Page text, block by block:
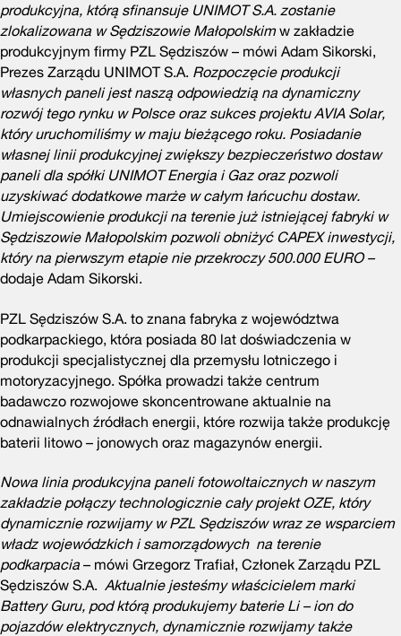
produkcyjna, którą sfinansuje UNIMOT S.A. zostanie
zlokalizowana w Sędziszowie Małopolskimw zakładzie
produkcyjnym firmy PZL Sędziszów – mówi Adam Sikorski,
Prezes Zarządu UNIMOT S.A. Rozpoczęcie produkcji
własnych paneli jest naszą odpowiedzią na dynamiczny
rozwój tego rynku w Polsce oraz sukces projektu AVIA Solar,
który uruchomiliśmy w maju bieżącego roku. Posiadanie
własnej linii produkcyjnej zwiększy bezpieczeństwo dostaw
paneli dla spółki UNIMOT Energia i Gaz oraz pozwoli
uzyskiwać dodatkowe marże w całym łańcuchu dostaw.
Umiejscowienie produkcji na terenie już istniejącej fabryki w
Sędziszowie Małopolskim pozwoli obniżyć CAPEX inwestycji,
który na pierwszym etapie nie przekroczy 500.000 EURO–
dodaje Adam Sikorski.
PZL Sędziszów S.A. to znana fabryka z województwa
podkarpackiego, która posiada 80 lat doświadczenia w
produkcji specjalistycznej dla przemysłu lotniczego i
motoryzacyjnego. Spółka prowadzi także centrum
badawczo rozwojowe skoncentrowane aktualnie na
odnawialnych źródłach energii, które rozwija także produkcję
baterii litowo – jonowych oraz magazynów energii.
Nowa linia produkcyjna paneli fotowoltaicznych w naszym
zakładzie połączy technologicznie cały projekt OZE, który
dynamicznie rozwijamy w PZL Sędziszów wraz ze wsparciem
władz wojewódzkich i samorządowych na terenie
podkarpacia – mówi Grzegorz Trafiał, Członek Zarządu PZL
Sędziszów S.A. Aktualnie jesteśmy właścicielem marki
Battery Guru, pod którą produkujemy baterie Li – ion do
pojazdów elektrycznych, dynamicznie rozwijamy także